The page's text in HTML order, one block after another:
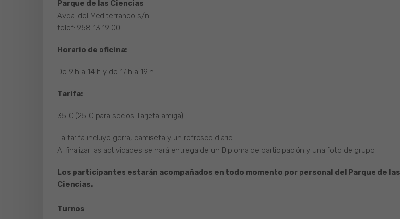
Parque de las Ciencias
Avda. del Mediterraneo s/n
telef: 958 13 19 00
Horario de oficina:
De 9 h a 14 h y de 17 h a 19 h
Tarifa:
35 € (25 € para socios Tarjeta amiga)
La tarifa incluye gorra, camiseta y un refresco diario.
Al finalizar las actividades se hará entrega de un Diploma de participación y una foto de grupo
Los participantes estarán acompañados en todo momento por personal del Parque de las
Ciencias.
Turnos